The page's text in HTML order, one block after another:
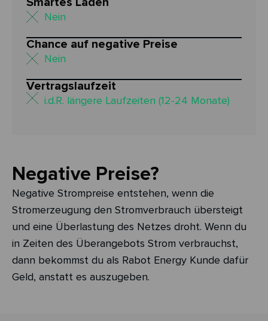
Nein
Chance auf negative Preise
Nein
Vertragslaufzeit
i.d.R. längere Laufzeiten (12-24 Monate)
Negative Preise?
Negative Strompreise entstehen, wenn die
Stromerzeugung den Stromverbrauch übersteigt
und eine Überlastung des Netzes droht. Wenn du
in Zeiten des Überangebots Strom verbrauchst,
dann bekommst du als Rabot Energy Kunde dafür
Geld, anstatt es auszugeben.